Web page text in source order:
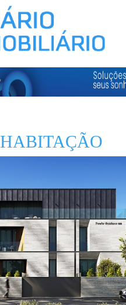
HABITAÇÃO